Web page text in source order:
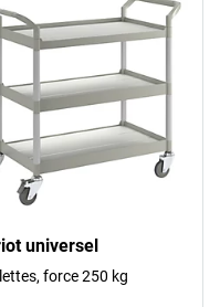
universel
force 250 kg